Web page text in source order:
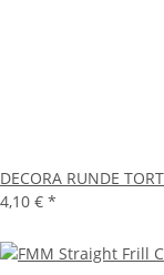
DECORA RUNDE
4,10 € *